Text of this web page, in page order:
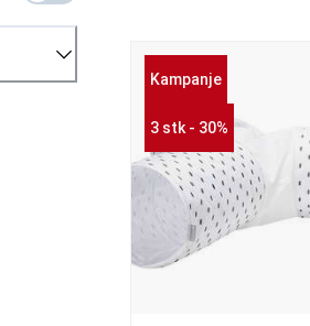
Kampanje
3 stk - 30%